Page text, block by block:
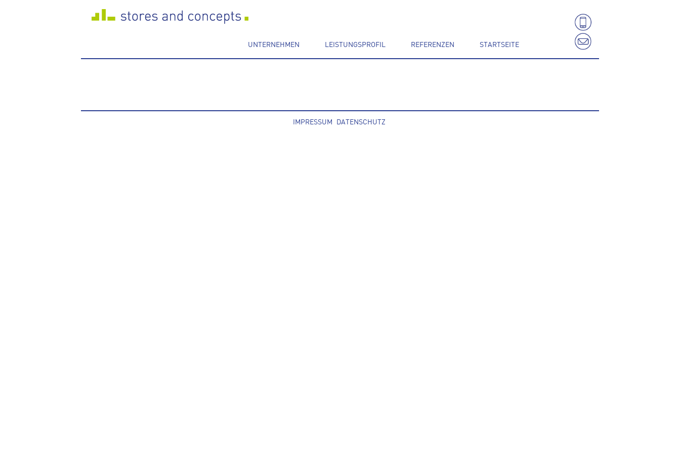
UNTERNEHMEN LEISTUNGSPROFIL REFERENZEN STARTSEITE
IMPRESSUM DATENSCHUTZ